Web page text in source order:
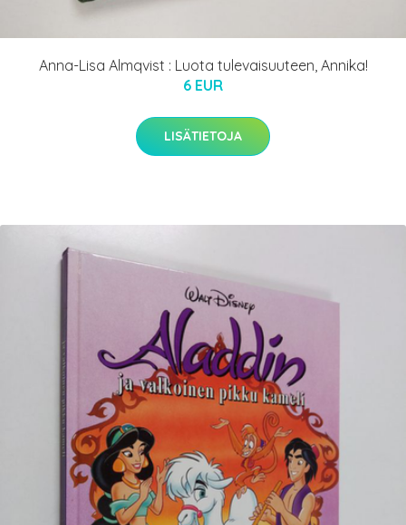
Anna-Lisa Almqvist : Luota tulevaisuuteen, Annika!
6 EUR
LISÄTIETOJA